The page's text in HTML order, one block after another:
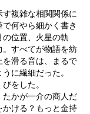
複雑な相関関係に
何やら細かく書き
位置、火星の軌
すべてが物語を紡
を滑る音は、まるで
に繊細だった。
をした。
たかが一介の商人だ
かける？もっと金持